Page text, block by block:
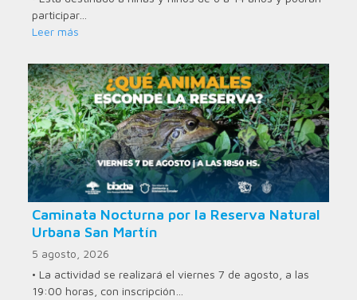
participar…
Leer más
Caminata Nocturna por la Reserva Natural
Urbana San Martín
5 agosto, 2026
• La actividad se realizará el viernes 7 de agosto, a las
19:00 horas, con inscripción…